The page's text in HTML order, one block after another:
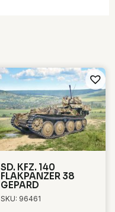
SD. KFZ. 140
FLAKPANZER 38
GEPARD
SKU: 96461